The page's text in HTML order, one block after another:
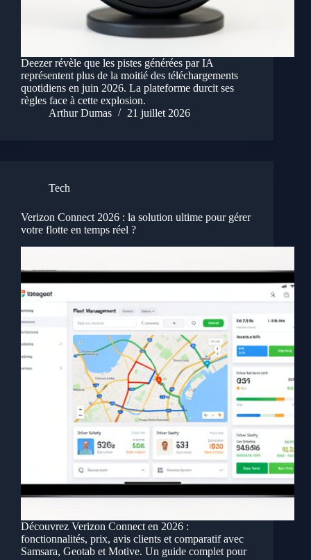
Deezer révèle que les pistes générées par IA
représentent plus de la moitié des téléchargements
quotidiens en juin 2026. La plateforme durcit ses
règles face à cette explosion.
Arthur Dumas
21 juillet 2026
Tech
Verizon Connect 2026 : la solution ultime pour gérer
votre flotte en temps réel ?
Découvrez Verizon Connect en 2026 :
fonctionnalités, prix, avis clients et comparatif avec
Samsara, Geotab et Motive. Un guide complet pour